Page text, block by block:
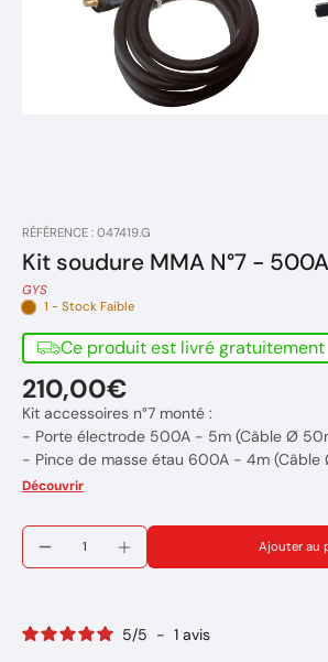
RÉFÉRENCE : 047419.G
Kit soudure MMA N°7 -
GYS
1 - Stock Faible
Ce produit est livré gratuitement
210,00€
Kit accessoires n°7 monté :
- Porte électrode 500A - 5m (Câble Ø
- Pince de masse étau 600A - 4m (Câble
- Connecteurs 35/50 (Diamètre : 13 mm)
Réference : 047419
Découvrir
Ajouter au
5/5 - 1 avis